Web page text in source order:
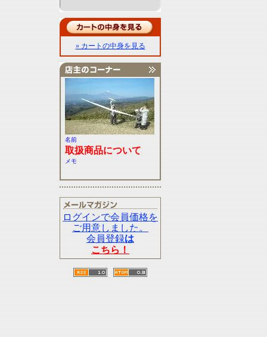
» カートの中身を見る
名前
取扱商品について
メモ
ログインで会員価格を
ご用意しました。
会員登録は
こちら！